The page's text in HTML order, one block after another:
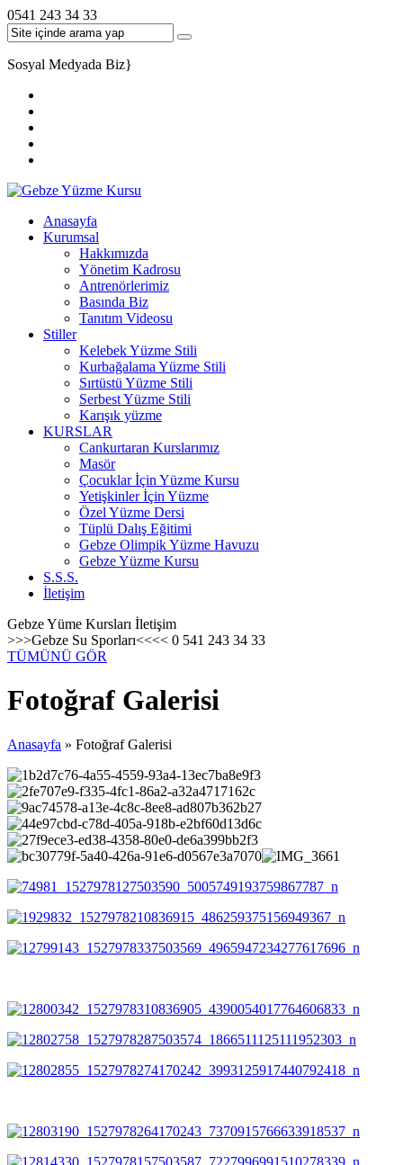
0541 243 34 33
Sosyal Medyada Biz}
Anasayfa
Kurumsal
Hakkımızda
Yönetim Kadrosu
Antrenörlerimiz
Basında Biz
Tanıtım Videosu
Stiller
Kelebek Yüzme Stili
Kurbağalama Yüzme Stili
Sırtüstü Yüzme Stili
Serbest Yüzme Stili
Karışık yüzme
KURSLAR
Cankurtaran Kurslarımız
Masör
Çocuklar İçin Yüzme Kursu
Yetişkinler İçin Yüzme
Özel Yüzme Dersi
Tüplü Dalış Eğitimi
Gebze Olimpik Yüzme Havuzu
Gebze Yüzme Kursu
S.S.S.
İletişim
Gebze Yüme Kursları İletişim
>>>Gebze Su Sporları<<<< 0 541 243 34 33
TÜMÜNÜ GÖR
Fotoğraf Galerisi
Anasayfa » Fotoğraf Galerisi